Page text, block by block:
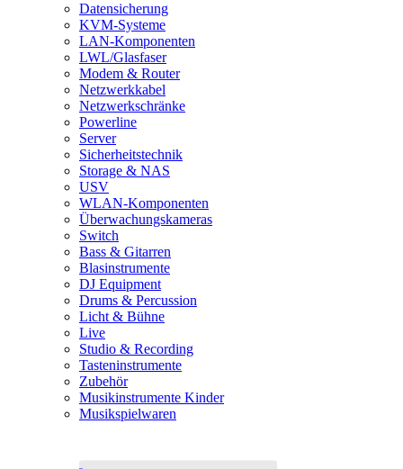
Datensicherung
KVM-Systeme
LAN-Komponenten
LWL/Glasfaser
Modem & Router
Netzwerkkabel
Netzwerkschränke
Powerline
Server
Sicherheitstechnik
Storage & NAS
USV
WLAN-Komponenten
Überwachungskameras
Switch
Bass & Gitarren
Blasinstrumente
DJ Equipment
Drums & Percussion
Licht & Bühne
Live
Studio & Recording
Tasteninstrumente
Zubehör
Musikinstrumente Kinder
Musikspielwaren